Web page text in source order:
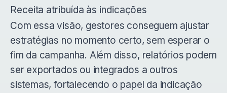
Receita atribuída às indicações
Com essa visão, gestores conseguem ajustar
estratégias no momento certo, sem esperar o
fim da campanha. Além disso, relatórios podem
ser exportados ou integrados a outros
sistemas, fortalecendo o papel da indicação